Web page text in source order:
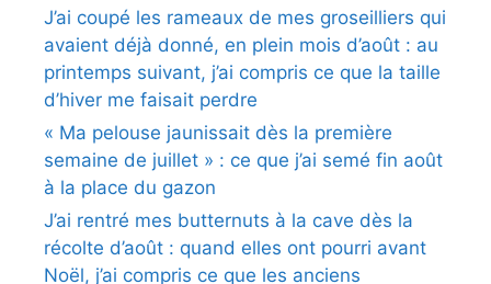
J’ai coupé les rameaux de mes groseilliers qui
avaient déjà donné, en plein mois d’août : au
printemps suivant, j’ai compris ce que la taille
d’hiver me faisait perdre
« Ma pelouse jaunissait dès la première
semaine de juillet » : ce que j’ai semé fin août
à la place du gazon
J’ai rentré mes butternuts à la cave dès la
récolte d’août : quand elles ont pourri avant
Noël, j’ai compris ce que les anciens